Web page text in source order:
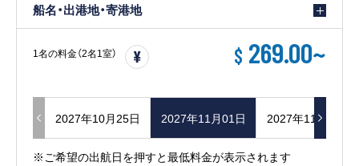
船名・出港地・寄港地
1名の料金（2名1室） $ 269.00~
2027年10月25日 2027年11月01日 2027年11月29日
※ご希望の出航日を押すと最低料金が表示されます